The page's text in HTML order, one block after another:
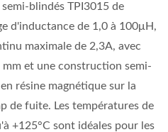
blindés TPI3015 de
d'inductance de 1,0 à 100μH,
maximale de 2,3A, avec
mm et une construction semi-
résine magnétique sur la
de fuite. Les températures de
+125°C sont idéales pour les